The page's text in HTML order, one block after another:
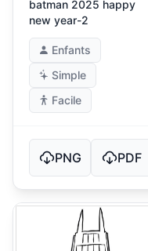
batman 2025 happy
new year-2
Enfants
Simple
Facile
PNG PDF